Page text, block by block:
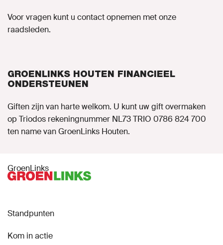
Voor vragen kunt u contact opnemen met onze
raadsleden.
GROENLINKS HOUTEN FINANCIEEL
ONDERSTEUNEN
Giften zijn van harte welkom. U kunt uw gift overmaken
op Triodos rekeningnummer NL73 TRIO 0786 824 700
ten name van GroenLinks Houten.
GroenLinks
Standpunten
Kom in actie